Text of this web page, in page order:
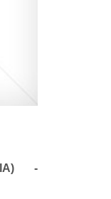
-